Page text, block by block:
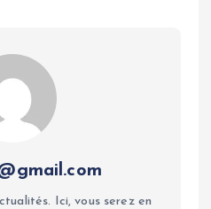
Ici, vous serez en